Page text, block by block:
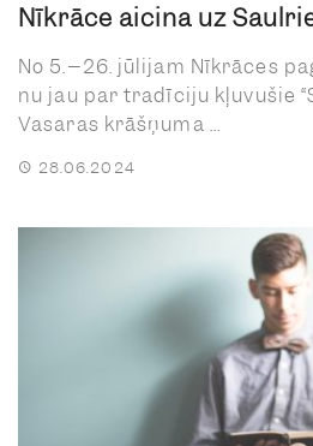
Nīkrāce aicina uz
No 5.–26. jūlijam Nīkrāces
nu jau par tradīciju kļuvušie
Vasaras krāšņuma ...
28.06.2024